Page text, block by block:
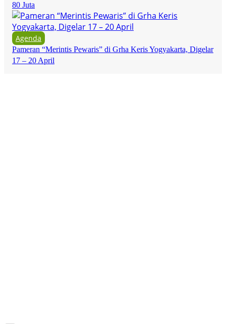
80 Juta
Agenda
Pameran “Merintis Pewaris” di Grha Keris Yogyakarta, Digelar
17 – 20 April